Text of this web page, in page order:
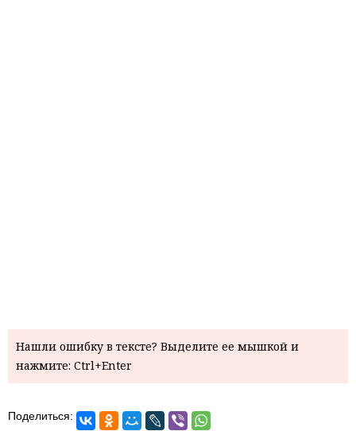
Нашли ошибку в тексте? Выделите ее мышкой и
нажмите: Ctrl+Enter
Поделиться: